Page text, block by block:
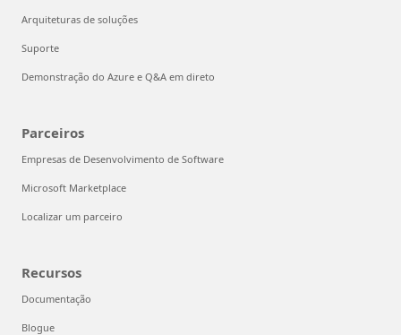
Arquiteturas de soluções
Suporte
Demonstração do Azure e Q&A em direto
Parceiros
Empresas de Desenvolvimento de Software
Microsoft Marketplace
Localizar um parceiro
Recursos
Documentação
Blogue